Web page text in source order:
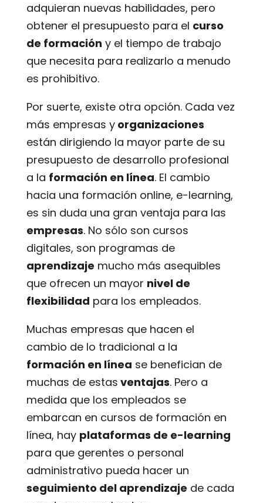
adquieran nuevas habilidades, pero
obtener el presupuesto para el curso
de formación y el tiempo de trabajo
que necesita para realizarlo a menudo
es prohibitivo.
Por suerte, existe otra opción. Cada vez
más empresas yorganizaciones
están dirigiendo la mayor parte de su
presupuesto de desarrollo profesional
a la formación en línea. El cambio
hacia una formación online, e-learning,
es sin duda una gran ventaja para las
empresas. No sólo son cursos
digitales, son programas de
aprendizaje mucho más asequibles
que ofrecen un mayor nivel de
flexibilidad para los empleados.
Muchas empresas que hacen el
cambio de lo tradicional a la
formación en línea se benefician de
muchas de estas ventajas. Pero a
medida que los empleados se
embarcan en cursos de formación en
línea, hay plataformas de e-learning
para que gerentes o personal
administrativo pueda hacer un
seguimiento del aprendizaje de cada